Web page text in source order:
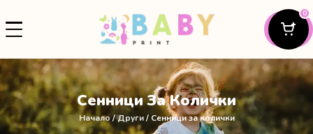
0
Сенници За Колички
Начало/Други/ Сенници за колички